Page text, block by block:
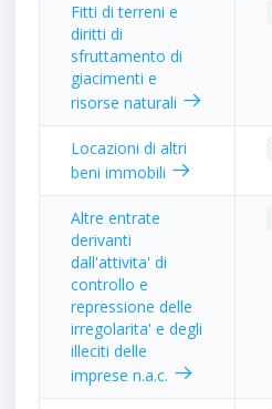
Fitti di terreni e
diritti di
sfruttamento di
giacimenti e
risorse naturali
Locazioni di altri
beni immobili
Altre entrate
derivanti
dall'attivita' di
controllo e
repressione delle
irregolarita' e degli
illeciti delle
imprese n.a.c.